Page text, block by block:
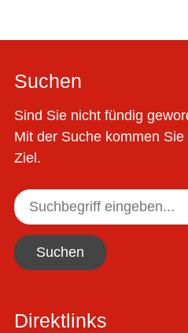
Direktlinks
Suchen
Sind Sie nicht fündig
Mit der Suche kommen
Ziel.
Suchen